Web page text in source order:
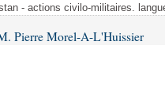
- actions civilo-militaires.
Pierre Morel-A-L'Huissier